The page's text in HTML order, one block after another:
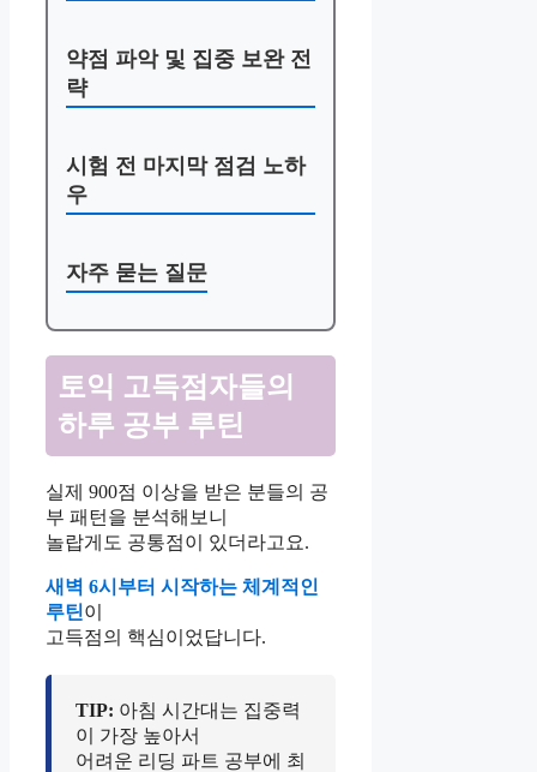
약점 파악 및 집중 보완 전
략
시험 전 마지막 점검 노하
우
자주 묻는 질문
토익 고득점자들의
하루 공부 루틴
실제 900점 이상을 받은 분들의 공
부 패턴을 분석해보니
놀랍게도 공통점이 있더라고요.
새벽 6시부터 시작하는 체계적인
루틴이
고득점의 핵심이었답니다.
TIP: 아침 시간대는 집중력
이 가장 높아서
어려운 리딩 파트 공부에 최